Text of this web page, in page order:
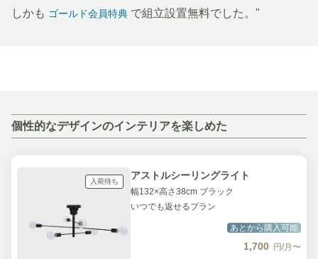
しかも ゴールド会員特典 で組立設置無料でした。"
個性的なデザインのインテリアを楽しめた
入荷待ち アストルシーリングライト
幅132×高さ38cm ブラック
いつでも返せるプラン
あとから購入可能
1,700 円/月〜